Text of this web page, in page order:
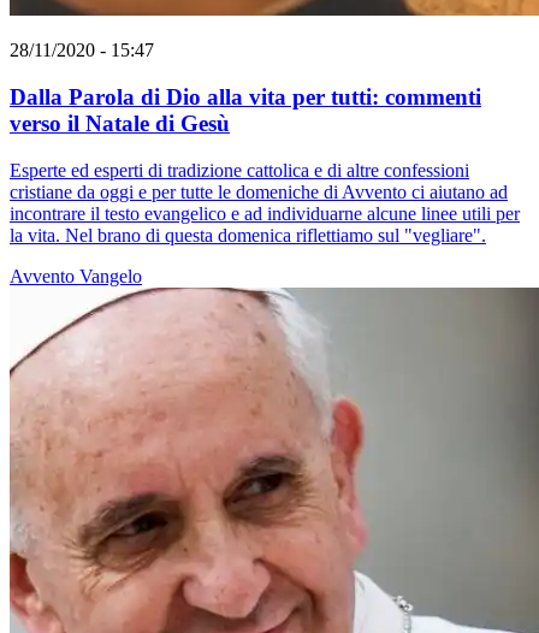
28/11/2020 - 15:47
Dalla Parola di Dio alla vita per tutti: commenti
verso il Natale di Gesù
Esperte ed esperti di tradizione cattolica e di altre confessioni
cristiane da oggi e per tutte le domeniche di Avvento ci aiutano ad
incontrare il testo evangelico e ad individuarne alcune linee utili per
la vita. Nel brano di questa domenica riflettiamo sul "vegliare".
Avvento Vangelo